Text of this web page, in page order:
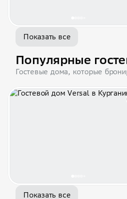
Показать все
Популярные
Гостевые дома, которые
Показать все